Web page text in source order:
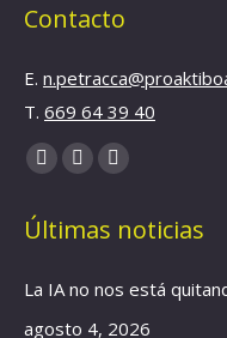
Contacto
E.
T. 669 64 39 40
Find us on:
YouTube
opens
new
window
Linkedin
opens
new
window
Instagram
opens
new
window
Últimas noticias
La IA no nos está
agosto 4, 2026